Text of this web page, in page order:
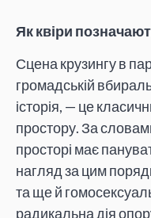
Як квіри
Сцена крузингу в
громадській
історія, — це
простору. За
просторі має
нагляд за цим
та ще й
радикальна дія